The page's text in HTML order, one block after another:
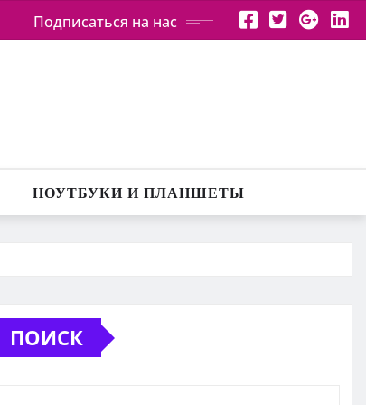
Подписаться на нас
НОУТБУКИ И ПЛАНШЕТЫ
ПОИСК